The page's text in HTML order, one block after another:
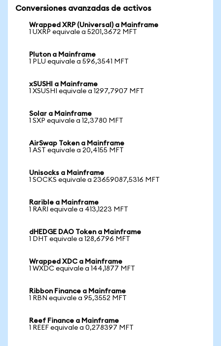
Conversiones avanzadas de activos
Wrapped XRP (Universal) a Mainframe
1 UXRP equivale a 5201,3672 MFT
Pluton a Mainframe
1 PLU equivale a 596,3541 MFT
xSUSHI a Mainframe
1 XSUSHI equivale a 1297,7907 MFT
Solar a Mainframe
1 SXP equivale a 12,3780 MFT
AirSwap Token a Mainframe
1 AST equivale a 20,4155 MFT
Unisocks a Mainframe
1 SOCKS equivale a 23659087,5316 MFT
Rarible a Mainframe
1 RARI equivale a 413,1223 MFT
dHEDGE DAO Token a Mainframe
1 DHT equivale a 128,6796 MFT
Wrapped XDC a Mainframe
1 WXDC equivale a 144,1877 MFT
Ribbon Finance a Mainframe
1 RBN equivale a 95,3552 MFT
Reef Finance a Mainframe
1 REEF equivale a 0,278397 MFT